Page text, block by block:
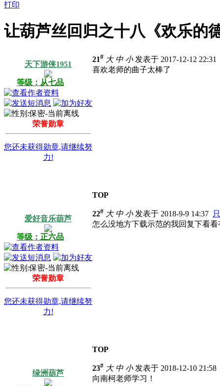
打印
让葫芦丝回归之十八《欢乐的
天下游侠1951
等级：从七品
荣誉勋章
您还未获得勋章,请继续努
力!
21# 大 中 小发表于 2017-12-12 22:31
喜欢老师的曲子太棒了
TOP
爱好音乐葫芦
等级：正六品
荣誉勋章
您还未获得勋章,请继续努
力!
22# 大 中 小发表于 2018-9-9 14:37
怎么没地方下载示范的我回复下看看
TOP
绿洲葫芦
23# 大 中 小发表于 2018-12-10 21:58
向南柯老师学习！